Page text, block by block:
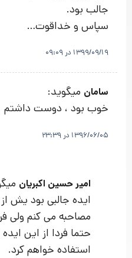
جالب بود.
سپاس و خداقوت…
1399/09/19 در 09:09
سامان میگوید:
خوب بود ، دوست داشتم
1396/06/05 در 23:39
امیر حسین اکبریان
ایده جالبی بود یش
مصاحبه می کنم ولی
حتما فردا از این
استفاده خواهم کرد.